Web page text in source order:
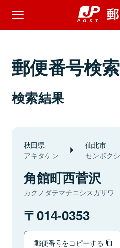
郵便番号検索
検索結果
秋田県
アキタケン
仙北市
センボクシ
角館町西菅沢
カクノダテマチニシスガザワ
014-0353
郵便番号をコピーする